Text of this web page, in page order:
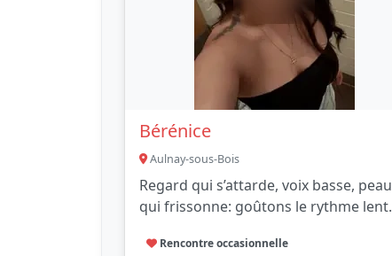
Bérénice
Aulnay-sous-Bois
Regard qui s’attarde, voix basse, peau
qui frissonne: goûtons le rythme lent.
Rencontre occasionnelle